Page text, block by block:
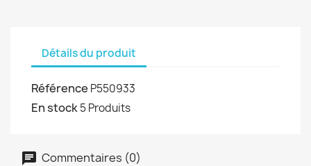
Détails du produit
Référence P550933
En stock5 Produits
Commentaires (0)